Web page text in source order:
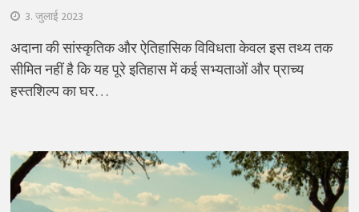
3. जुलाई 2023
अदाना की सांस्कृतिक और ऐतिहासिक विविधता केवल इस तथ्य तक
सीमित नहीं है कि यह पूरे इतिहास में कई सभ्यताओं और प्राच्य
हस्तशिल्प का घर…